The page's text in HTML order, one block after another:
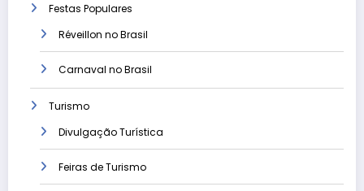
Festas Populares
Réveillon no Brasil
Carnaval no Brasil
Turismo
Divulgação Turística
Feiras de Turismo